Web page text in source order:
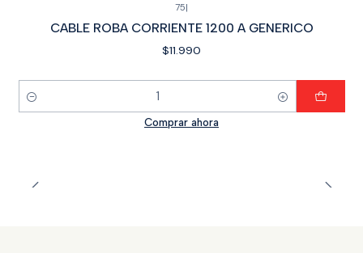
75|
CABLE ROBA CORRIENTE 1200 A GENERICO
$11.990
Cantidad
Comprar ahora